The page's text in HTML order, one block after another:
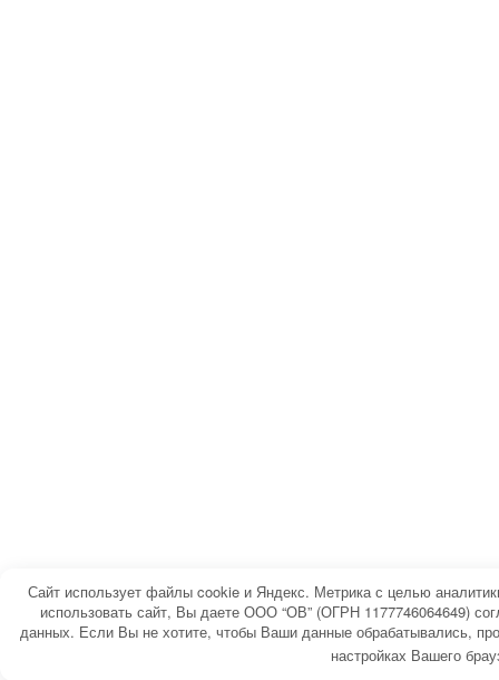
Сайт использует файлы cookie и Яндекс. Метрика с целью
использовать сайт, Вы даете ООО “ОВ” (ОГРН 1177746064649)
данных. Если Вы не хотите, чтобы Ваши данные обрабатывались,
настройках Вашего